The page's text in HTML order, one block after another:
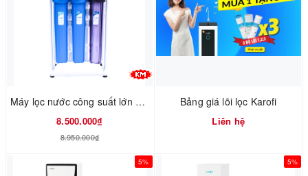
Máy lọc nước công suất lớn Karofi KT-KB30
8.500.000₫
8.950.000₫
Bảng giá lõi lọc Karofi
Liên hệ
5% 5%